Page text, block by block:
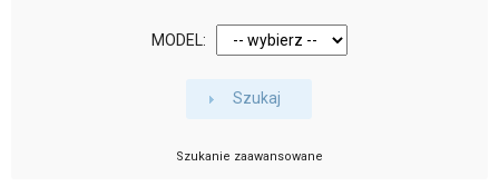
MODEL:
Szukaj
Szukanie zaawansowane